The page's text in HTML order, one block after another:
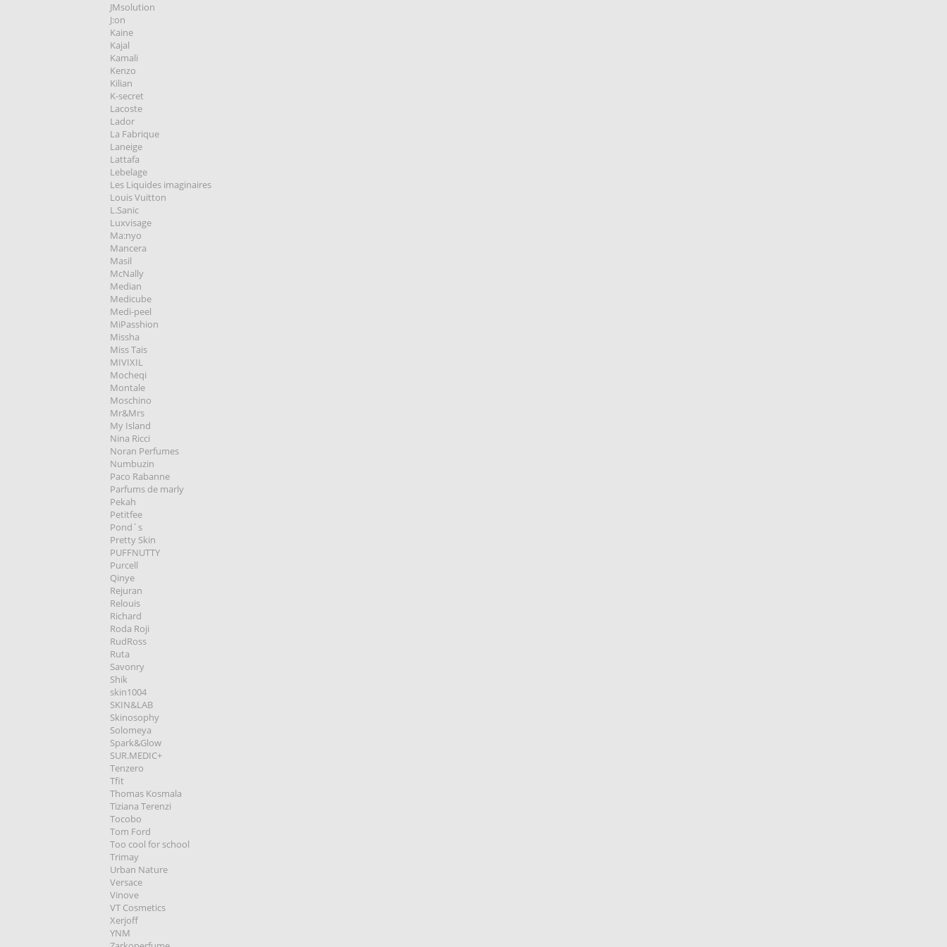
JMsolution
J:on
Kaine
Kajal
Kamali
Kenzo
Kilian
K-secret
Lacoste
Lador
La Fabrique
Laneige
Lattafa
Lebelage
Les Liquides imaginaires
Louis Vuitton
L.Sanic
Luxvisage
Ma:nyo
Mancera
Masil
McNally
Median
Medicube
Medi-peel
MiPasshion
Missha
Miss Tais
MIVIXIL
Mocheqi
Montale
Moschino
Mr&Mrs
My Island
Nina Ricci
Noran Perfumes
Numbuzin
Paco Rabanne
Parfums de marly
Pekah
Petitfee
Pond`s
Pretty Skin
PUFFNUTTY
Purcell
Qinye
Rejuran
Relouis
Richard
Roda Roji
RudRoss
Ruta
Savonry
Shik
skin1004
SKIN&LAB
Skinosophy
Solomeya
Spark&Glow
SUR.MEDIC+
Tenzero
Tfit
Thomas Kosmala
Tiziana Terenzi
Tocobo
Tom Ford
Too cool for school
Trimay
Urban Nature
Versace
Vinove
VT Cosmetics
Xerjoff
YNM